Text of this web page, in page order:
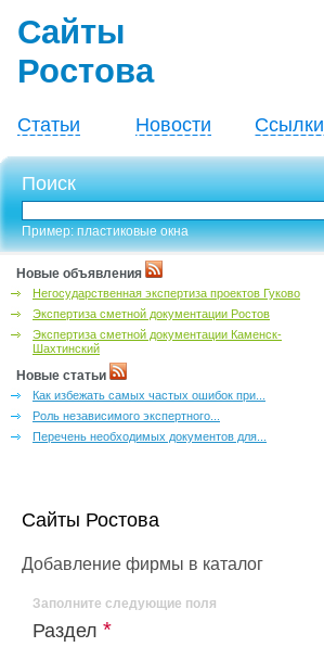
Сайты
Ростова
Статьи Новости Ссылки
Поиск
Пример: пластиковые окна
Новые объявления
Негосударственная экспертиза проектов Гуково
Экспертиза сметной документации Ростов
Экспертиза сметной документации Каменск-
Шахтинский
Новые статьи
Как избежать самых частых ошибок при...
Роль независимого экспертного...
Перечень необходимых документов для...
Сайты Ростова
Добавление фирмы в каталог
Заполните следующие поля
Раздел *